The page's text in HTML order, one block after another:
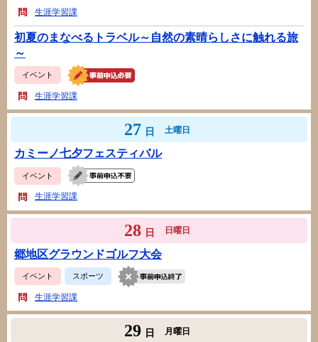
生涯学習課
初夏のまなべるトラベル～自然の素晴らしさに触れる旅
～
イベント
生涯学習課
27 日 土曜日
カミーノ七夕フェスティバル
イベント
生涯学習課
28 日 日曜日
郷地区グラウンドゴルフ大会
イベント スポーツ
生涯学習課
29 日 月曜日